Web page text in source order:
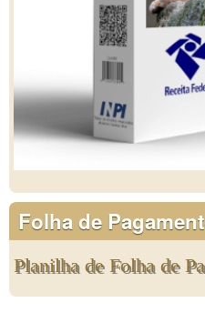
Folha de
Planilha de Folha de